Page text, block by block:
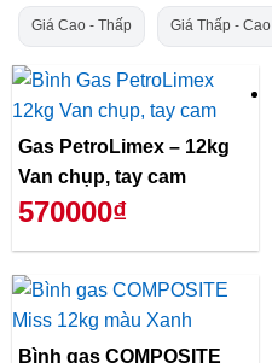
Giá Cao - Thấp Giá Thấp - Cao
Gas PetroLimex – 12kg
Van chụp, tay cam
570000₫
Bình gas COMPOSITE